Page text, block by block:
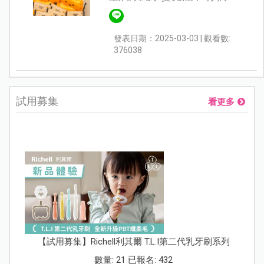
道10個寶寶有8個皮膚容易
敏感嗎，加上台灣又很潮濕
悶熱，像小湯圓的皮膚就容
寶寶...
發表日期：2025-03-03 | 觀看數:
376038
試用募集 看更多
【試用募集】Richell利其爾 T.L.I第二代乳牙刷系列
數量: 21 已報名: 432